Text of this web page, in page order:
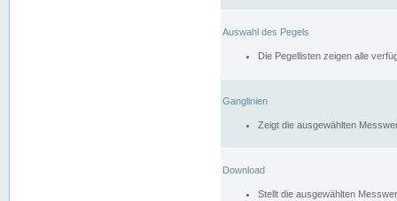
Auswahl des Pegels
Die Pegellisten zeigen alle
Ganglinien
Zeigt die ausgewählten
Download
Stellt die ausgewählten